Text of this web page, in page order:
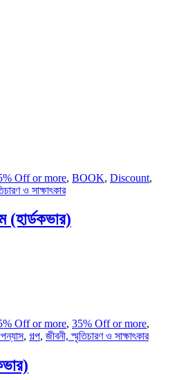
Off or more, BOOK, Discount,
ও সাক্ষাৎকার
(হার্ডকভার)
Off or more, 35% Off or more,
, গল্প, জীবনী, স্মৃতিচারণ ও সাক্ষাৎকার